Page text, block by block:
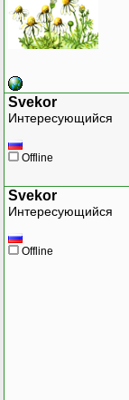
Svekor
Интересующийся
Offline
Svekor
Интересующийся
Offline